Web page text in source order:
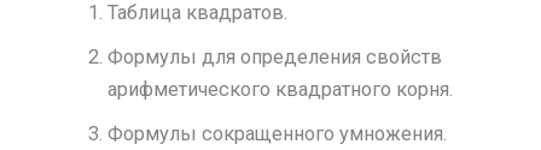
Таблица квадратов.
Формулы для определения свойств
арифметического квадратного корня.
Формулы сокращенного умножения.